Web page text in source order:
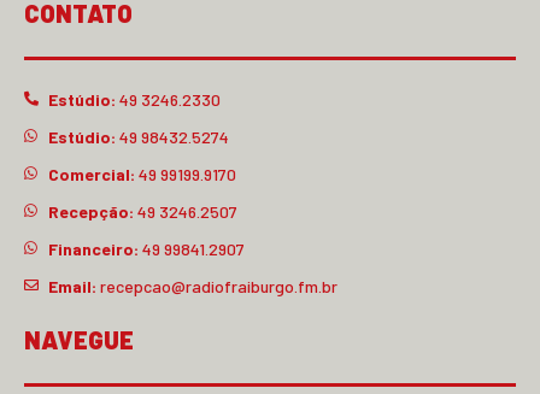
CONTATO
Estúdio: 49 3246.2330
Estúdio: 49 98432.5274
Comercial: 49 99199.9170
Recepção: 49 3246.2507
Financeiro: 49 99841.2907
Email: recepcao@radiofraiburgo.fm.br
NAVEGUE